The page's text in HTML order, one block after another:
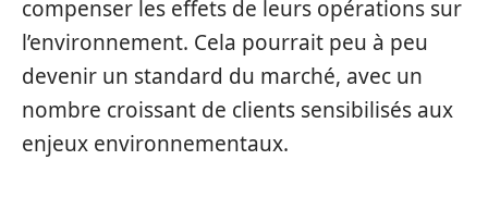
compenser les effets de leurs opérations sur
l’environnement. Cela pourrait peu à peu
devenir un standard du marché, avec un
nombre croissant de clients sensibilisés aux
enjeux environnementaux.